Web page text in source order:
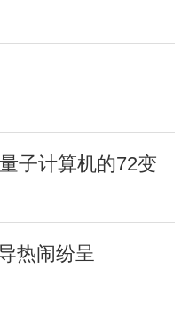
子计算机的72变
热闹纷呈